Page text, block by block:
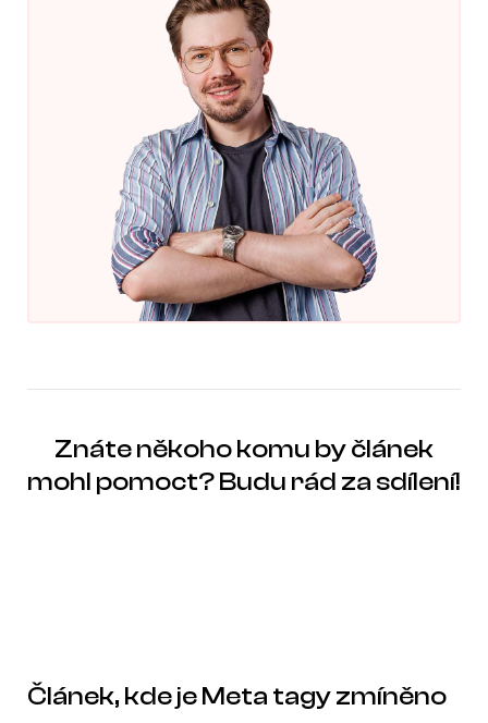
Znáte někoho komu by článek
mohl pomoct? Budu rád za sdílení!
Článek, kde je Meta tagy zmíněno